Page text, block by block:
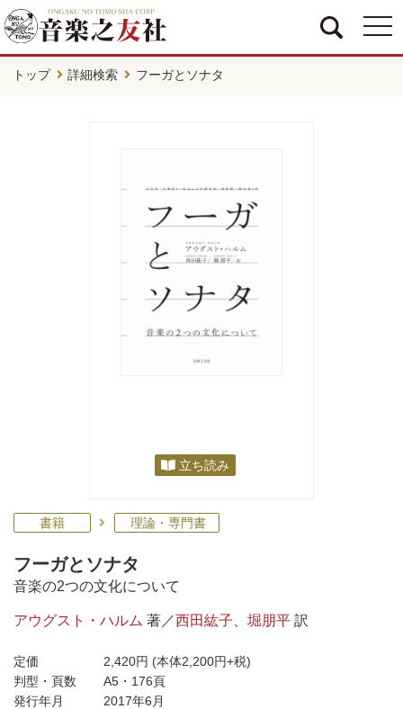
トップ 詳細検索 フーガとソナタ
立ち読み
書籍 理論・専門書
フーガとソナタ
音楽の2つの文化について
アウグスト・ハルム 著／西田紘子 堀朋平 訳
定価 2,420円 (本体2,200円+税)
判型・頁数
A5・176頁
発行年月
2017年6月